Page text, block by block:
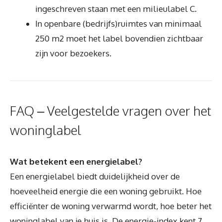
ingeschreven staan met een milieulabel C.
In openbare (bedrijfs)ruimtes van minimaal
250 m2 moet het label bovendien zichtbaar
zijn voor bezoekers.
FAQ – Veelgestelde vragen over het
woninglabel
Wat betekent een energielabel?
Een energielabel biedt duidelijkheid over de
hoeveelheid energie die een woning gebruikt. Hoe
efficiënter de woning verwarmd wordt, hoe beter het